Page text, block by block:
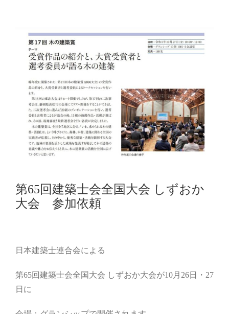
View
Larger
Image
第65回建築士会全国大会 しずおか
大会 参加依頼
日本建築士連合会による
第65回建築士会全国大会 しずおか大会が10月26日・27
日に